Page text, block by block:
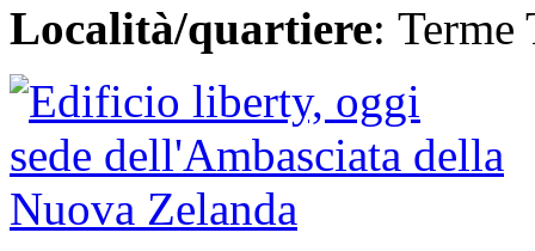
Località/quartiere: Terme